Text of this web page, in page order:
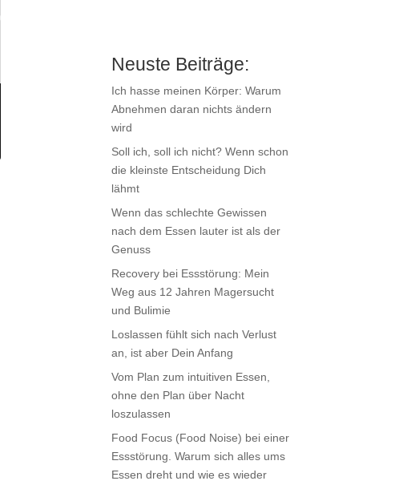
Neuste Beiträge:
Ich hasse meinen Körper: Warum
Abnehmen daran nichts ändern
wird
Soll ich, soll ich nicht? Wenn schon
die kleinste Entscheidung Dich
lähmt
Wenn das schlechte Gewissen
nach dem Essen lauter ist als der
Genuss
Recovery bei Essstörung: Mein
Weg aus 12 Jahren Magersucht
und Bulimie
Loslassen fühlt sich nach Verlust
an, ist aber Dein Anfang
Vom Plan zum intuitiven Essen,
ohne den Plan über Nacht
loszulassen
Food Focus (Food Noise) bei einer
Essstörung. Warum sich alles ums
Essen dreht und wie es wieder